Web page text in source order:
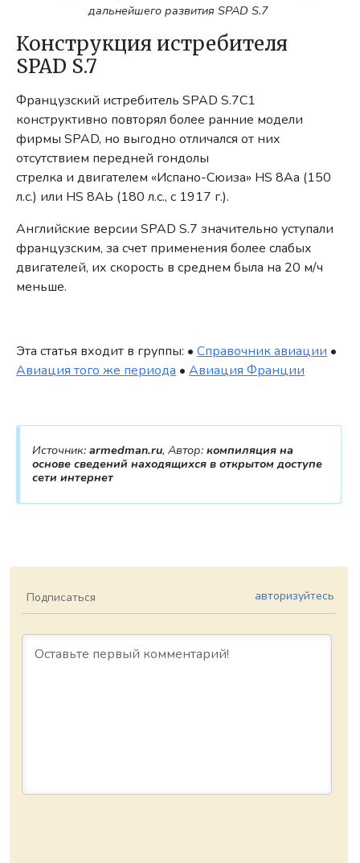
дальнейшего развития SPAD S.7
Конструкция истребителя
SPAD S.7
Французский истребитель SPAD S.7C1
конструктивно повторял более ранние модели
фирмы SPAD, но выгодно отличался от них
отсутствием передней гондолы
стрелка и двигателем «Испано-Сюиза» HS 8Аа (150
л.с.) или HS 8АЬ (180 л.с., с 1917 г.).
Английские версии SPAD S.7 значительно уступали
французским, за счет применения более слабых
двигателей, их скорость в среднем была на 20 м/ч
меньше.
Эта статья входит в группы: •Справочник авиации •
Авиация того же периода •Авиация Франции
Источник: armedman.ru, Автор: компиляция на
основе сведений находящихся в открытом доступе
сети интернет
Подписаться авторизуйтесь